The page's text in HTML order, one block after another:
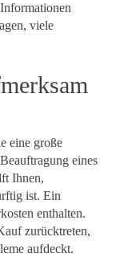
viele
eine große
eines
Ihnen,
ist. Ein
enthalten.
zurücktreten,
aufdeckt.